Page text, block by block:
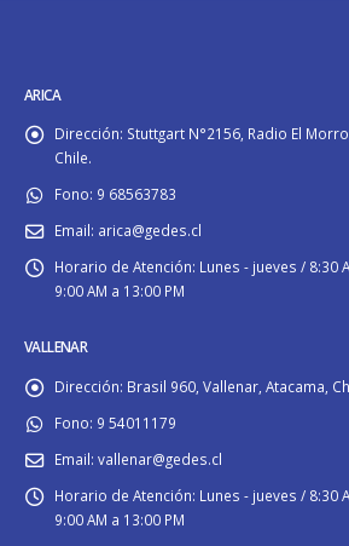
ARICA
Dirección: Stuttgart N°2156, Radio El
Chile.
Fono: 9 68563783
Email: arica@gedes.cl
Horario de Atención: Lunes - jueves / 8:30
9:00 AM a 13:00 PM
VALLENAR
Dirección: Brasil 960, Vallenar, Atacama,
Fono: 9 54011179
Email: vallenar@gedes.cl
Horario de Atención: Lunes - jueves / 8:30
9:00 AM a 13:00 PM